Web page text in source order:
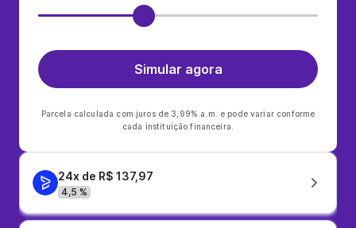
Simular agora
Parcela calculada com juros de 3,99% a.m. e pode variar conforme
cada instituição financeira.
24x de R$ 137,97
4,5 %